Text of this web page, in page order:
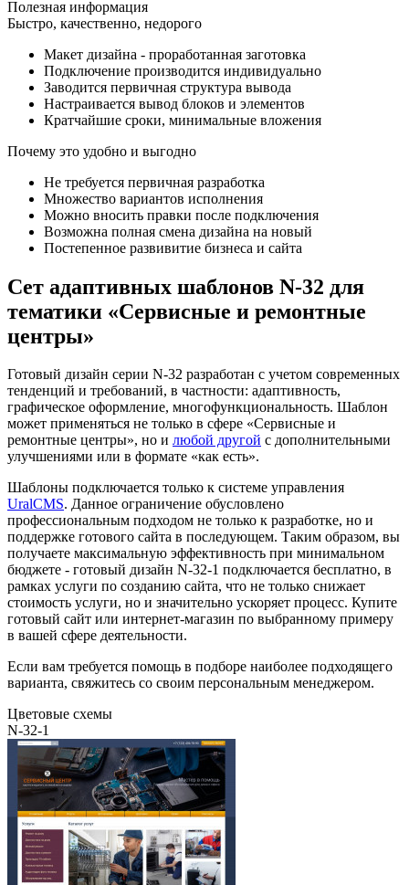
Полезная информация
Быстро, качественно, недорого
Макет дизайна - проработанная заготовка
Подключение производится индивидуально
Заводится первичная структура вывода
Настраивается вывод блоков и элементов
Кратчайшие сроки, минимальные вложения
Почему это удобно и выгодно
Не требуется первичная разработка
Множество вариантов исполнения
Можно вносить правки после подключения
Возможна полная смена дизайна на новый
Постепенное развивитие бизнеса и сайта
Сет адаптивных шаблонов N-32 для
тематики «Сервисные и ремонтные
центры»
Готовый дизайн серии N-32 разработан с учетом современных
тенденций и требований, в частности: адаптивность,
графическое оформление, многофункциональность. Шаблон
может применяться не только в сфере «Сервисные и
ремонтные центры», но и любой другой с дополнительными
улучшениями или в формате «как есть».
Шаблоны подключается только к системе управления
UralCMS. Данное ограничение обусловлено
профессиональным подходом не только к разработке, но и
поддержке готового сайта в последующем. Таким образом, вы
получаете максимальную эффективность при минимальном
бюджете - готовый дизайн N-32-1 подключается бесплатно, в
рамках услуги по созданию сайта, что не только снижает
стоимость услуги, но и значительно ускоряет процесс. Купите
готовый сайт или интернет-магазин по выбранному примеру
в вашей сфере деятельности.
Если вам требуется помощь в подборе наиболее подходящего
варианта, свяжитесь со своим персональным менеджером.
Цветовые схемы
N-32-1